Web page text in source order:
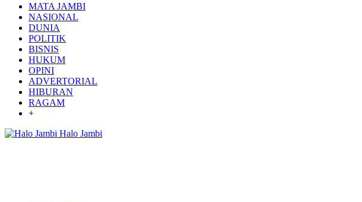
MATA JAMBI
NASIONAL
DUNIA
POLITIK
BISNIS
HUKUM
OPINI
ADVERTORIAL
HIBURAN
RAGAM
+
Halo Jambi